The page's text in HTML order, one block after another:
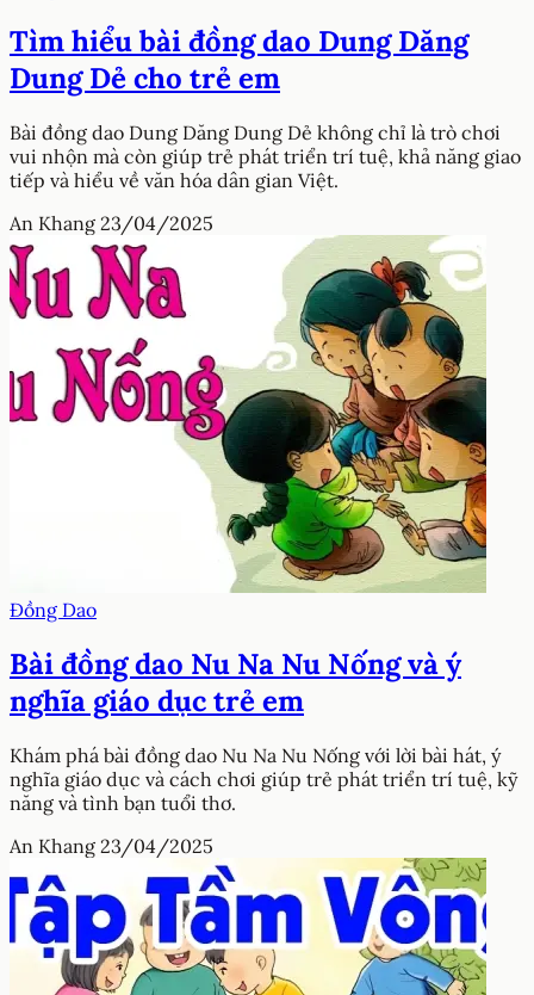
Tìm hiểu bài đồng dao Dung Dăng
Dung Dẻ cho trẻ em
Bài đồng dao Dung Dăng Dung Dẻ không chỉ là trò chơi
vui nhộn mà còn giúp trẻ phát triển trí tuệ, khả năng giao
tiếp và hiểu về văn hóa dân gian Việt.
An Khang 23/04/2025
Đồng Dao
Bài đồng dao Nu Na Nu Nống và ý
nghĩa giáo dục trẻ em
Khám phá bài đồng dao Nu Na Nu Nống với lời bài hát, ý
nghĩa giáo dục và cách chơi giúp trẻ phát triển trí tuệ, kỹ
năng và tình bạn tuổi thơ.
An Khang 23/04/2025